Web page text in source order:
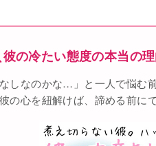
彼の冷たい態度の本当の
なしなのかな…」と一人で悩む
の心を紐解けば、諦める前に